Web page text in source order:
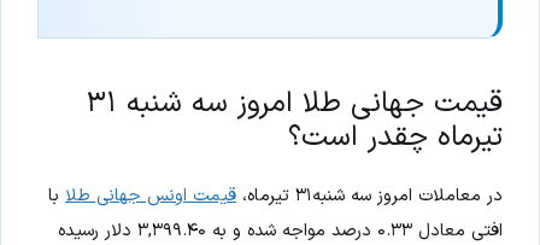
قیمت جهانی طلا امروز سه شنبه ۳۱
تیرماه چقدر است؟
در معاملات امروز سه شنبه۳۱ تیرماه، قیمت اونس جهانی طلا با
افتی معادل ۰.۳۳ درصد مواجه شده و به ۳,۳۹۹.۴۰ دلار رسیده